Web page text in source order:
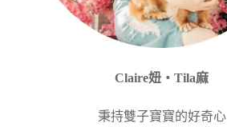
Claire妞‧Tila麻
秉持雙子寶寶的好奇心